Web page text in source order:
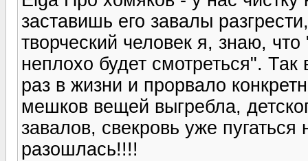
заставишь его завалы
творческий человек я, знаю,
неплохо будет смотреться".
раз в жизни и прорвало
мешков вещей выгребла,
завалов, свекровь уже
разошлась!!!!